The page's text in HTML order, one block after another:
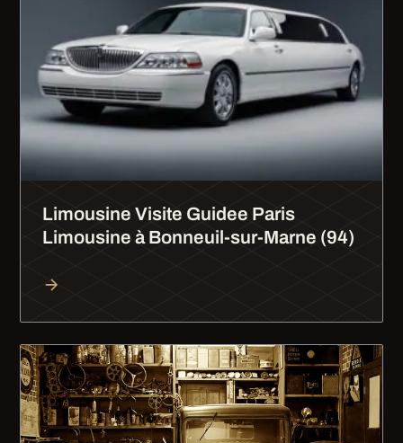
Limousine Visite Guidee Paris
Limousine à Bonneuil-sur-Marne (94)